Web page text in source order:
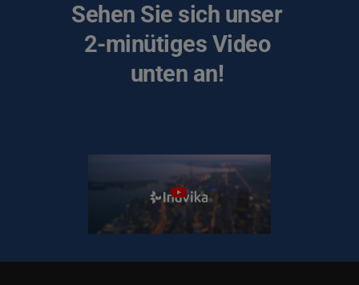
Sehen Sie sich unser
2-minütiges Video
unten an!